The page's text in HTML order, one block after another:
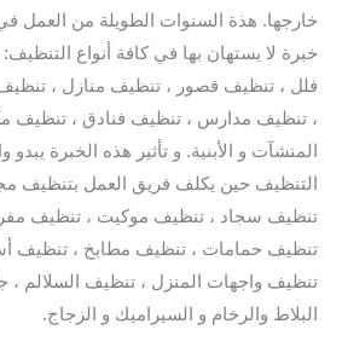
خارجها. هذة السنوات الطويلة من العمل
خبرة لا يستهان بها في كافة أنواع
فلل ، تنظيف قصور ، تنظيف منازل ،
، تنظيف مدارس ، تنظيف فنادق ، تنظيف
المنشآت و الأبنية. و تأثير هذه الخبرة
التنظيف حين يكلف فريق العمل بتنظيف
تنظيف سجاد ، تنظيف موكيت ، تنظيف
تنظيف حمامات ، تنظيف مطابخ ، تنظيف
تنظيف واجهات المنزل ، تنظيف السلالم ،
البلاط والرخام و السيراميك و الزجاج.